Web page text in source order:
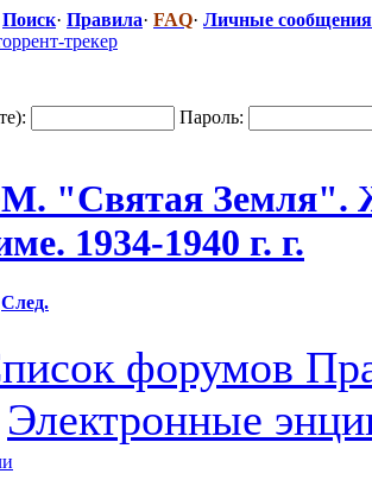
Поиск· Правила· FAQ· Личные сообщения
Пароль:
"Святая Земля".
1934-1940 г. г.
След.
форумов
Электронные